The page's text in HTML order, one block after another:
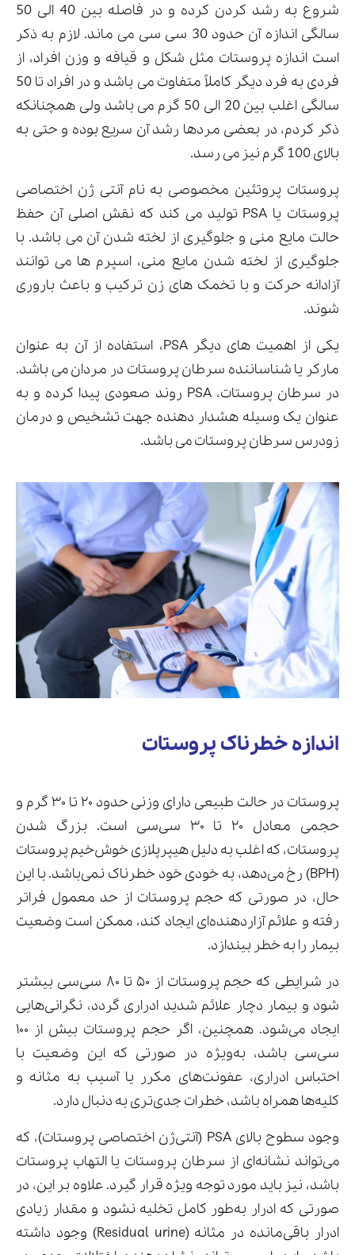
شروع به رشد کردن کرده و در فاصله بین 40 الی 50
سالگی اندازه آن حدود 30 سی سی می ماند. لازم به ذکر
است اندازه پروستات مثل شکل و قیافه و وزن افراد، از
فردی به فرد دیگر کاملاً متفاوت می باشد و در افراد تا 50
سالگی اغلب بین 20 الی 50 گرم می باشد ولی همچنانکه
ذکر کردم، در بعضی مردها رشد آن سریع بوده و حتی به
بالای 100 گرم نیز می رسد.
پروستات پروتئین مخصوصی به نام آنتی ژن اختصاصی
پروستات یا PSA تولید می کند که نقش اصلی آن حفظ
حالت مایع منی و جلوگیری از لخته شدن آن می باشد. با
جلوگیری از لخته شدن مایع منی، اسپرم ها می توانند
آزادانه حرکت و با تخمک های زن ترکیب و باعث باروری
شوند.
یکی از اهمیت های دیگر PSA، استفاده از آن به عنوان
مارکر یا شناساننده سرطان پروستات در مردان می باشد.
در سرطان پروستات، PSA روند صعودی پیدا کرده و به
عنوان یک وسیله هشدار دهنده جهت تشخیص و درمان
زودرس سرطان پروستات می باشد.
اندازه خطرناک پروستات
پروستات در حالت طبیعی دارای وزنی حدود ۲۰ تا ۳۰ گرم و
حجمی معادل ۲۰ تا ۳۰ سی‌سی است. بزرگ شدن
پروستات، که اغلب به دلیل هیپرپلازی خوش‌خیم پروستات
(BPH) رخ می‌دهد، به خودی خود خطرناک نمی‌باشد. با این
حال، در صورتی که حجم پروستات از حد معمول فراتر
رفته و علائم آزاردهنده‌ای ایجاد کند، ممکن است وضعیت
بیمار را به خطر بیندازد.
در شرایطی که حجم پروستات از ۵۰ تا ۸۰ سی‌سی بیشتر
شود و بیمار دچار علائم شدید ادراری گردد، نگرانی‌هایی
ایجاد می‌شود. همچنین، اگر حجم پروستات بیش از ۱۰۰
سی‌سی باشد، به‌ویژه در صورتی که این وضعیت با
احتباس ادراری، عفونت‌های مکرر یا آسیب به مثانه و
کلیه‌ها همراه باشد، خطرات جدی‌تری به دنبال دارد.
وجود سطوح بالای PSA (آنتی‌ژن اختصاصی پروستات)، که
می‌تواند نشانه‌ای از سرطان پروستات یا التهاب پروستات
باشد، نیز باید مورد توجه ویژه قرار گیرد. علاوه بر این، در
صورتی که ادرار به‌طور کامل تخلیه نشود و مقدار زیادی
ادرار باقی‌مانده در مثانه (Residual urine) وجود داشته